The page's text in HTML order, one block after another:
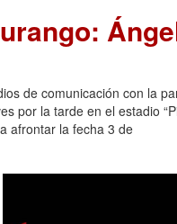
de comunicación con la
por la tarde en el estadio
afrontar la fecha 3 de